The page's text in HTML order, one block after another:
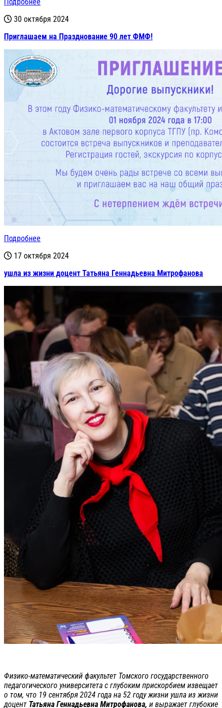
30 октября 2024
Приглашаем на Празднование 90 лет ФМФ!
Подробнее
17 октября 2024
ушла из жизни доцент Татьяна Геннадьевна Митрофанова
Физико-математический факультет Томского государственного
педагогического университета с глубоким прискорбием извещает
о том, что 19 сентября 2024 года на 52 году жизни ушла из жизни
доцент Татьяна Геннадьевна Митрофанова, и выражает глубокие